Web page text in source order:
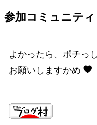
参加コミュニティ
よかったら、ポチっ
お願いしますかめ